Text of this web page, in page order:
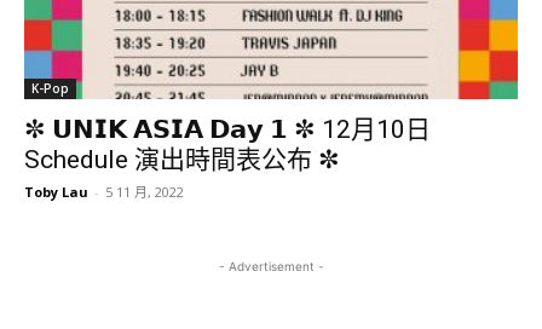
K-Pop
✼ 𝗨𝗡𝗜𝗞 𝗔𝗦𝗜𝗔 𝗗𝗮𝘆 𝟭 ✼ 12月10日
Schedule 演出時間表公布 ✼
Toby Lau - 5 11 月, 2022
- Advertisement -